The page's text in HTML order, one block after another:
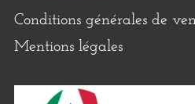
Conditions générales de
Mentions légales